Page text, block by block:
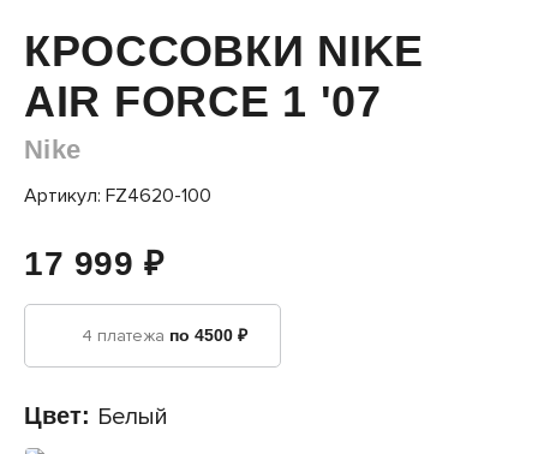
КРОССОВКИ NIKE
AIR FORCE 1 '07
Nike
Артикул: FZ4620-100
17 999 ₽
4 платежа по 4500 ₽
Цвет: Белый